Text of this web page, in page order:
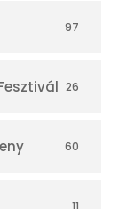
97
26
60